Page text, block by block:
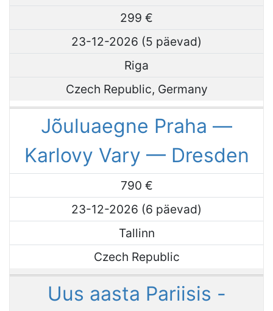
299 €
23-12-2026 (5 päevad)
Riga
Czech Republic, Germany
Jõuluaegne Praha —
Karlovy Vary — Dresden
790 €
23-12-2026 (6 päevad)
Tallinn
Czech Republic
Uus aasta Pariisis -